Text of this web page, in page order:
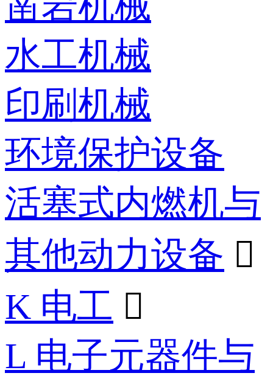
水工机械
印刷机械
环境保护设备
活塞式内燃机与
其他动力设备 
K 电工 
L 电子元器件与